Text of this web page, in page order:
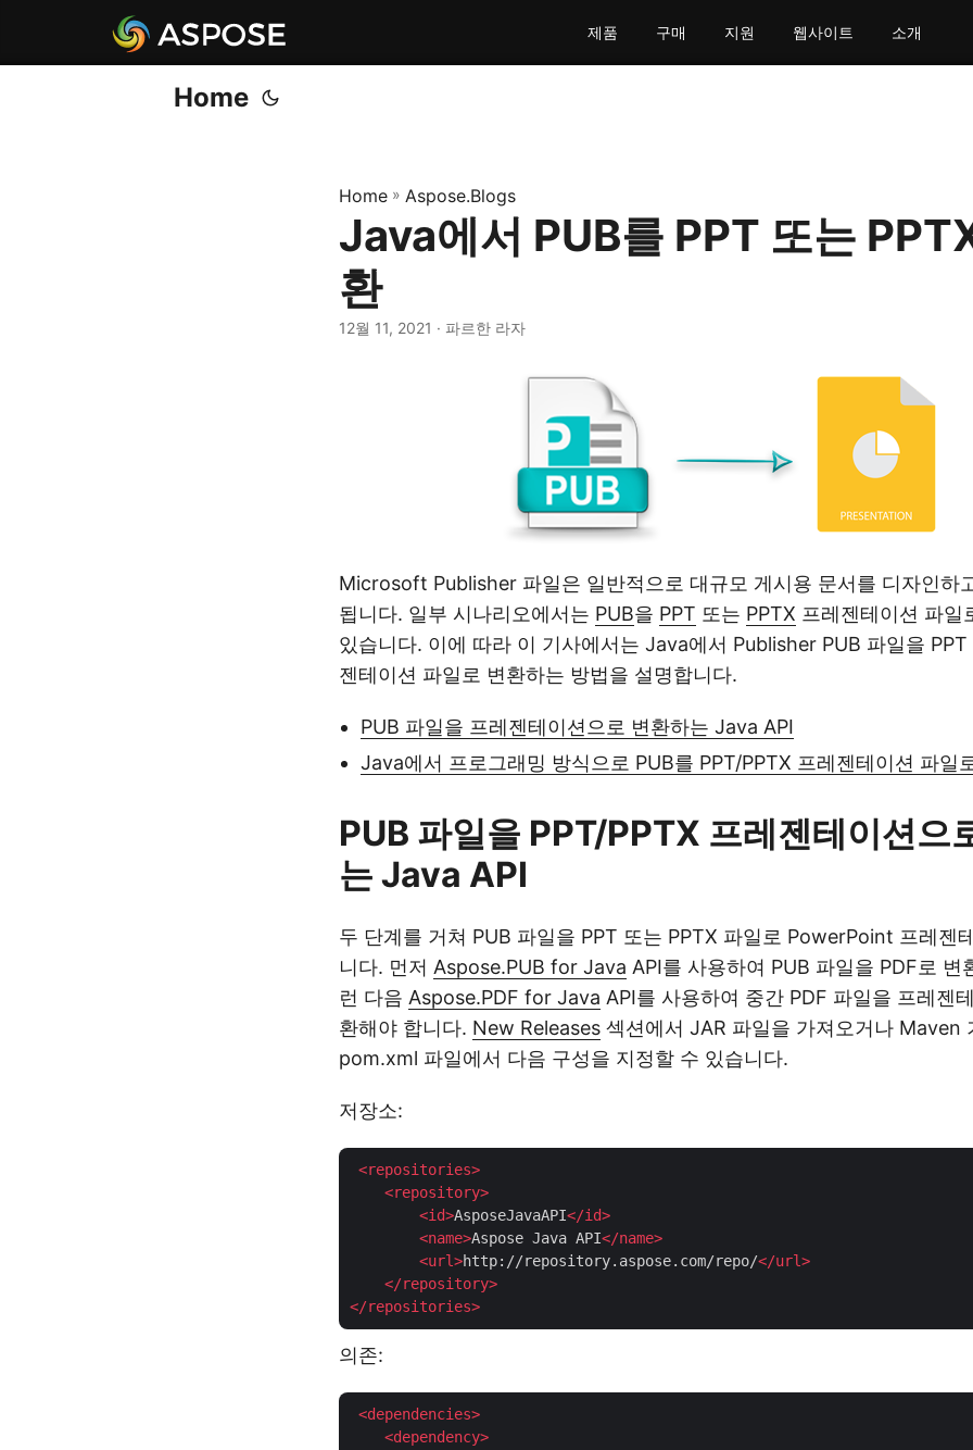
제품 구매 지원 웹사이트 소개
Home
Home » Aspose.Blogs
Java에서 PUB를 PPT 또는
환
12월 11, 2021 · 파르한 라자
Microsoft Publisher 파일은 일반적으로 대규모 게시용 문서를 디자인하
됩니다. 일부 시나리오에서는 PUB을 PPT 또는 PPTX 프레젠테이션 파일
있습니다. 이에 따라 이 기사에서는 Java에서 Publisher PUB 파일을
젠테이션 파일로 변환하는 방법을 설명합니다.
PUB 파일을 프레젠테이션으로 변환하는 Java API
Java에서 프로그래밍 방식으로 PUB를 PPT/PPTX 프레젠테이션 파일
PUB 파일을 PPT/PPTX 프레젠테이션으
는 Java API
두 단계를 거쳐 PUB 파일을 PPT 또는 PPTX 파일로 PowerPoint 프레젠
니다. 먼저 Aspose.PUB for Java API를 사용하여 PUB 파일을 PDF로 변
런 다음 Aspose.PDF for Java API를 사용하여 중간 PDF 파일을 프레젠
환해야 합니다. New Releases 섹션에서 JAR 파일을 가져오거나 Maven
pom.xml 파일에서 다음 구성을 지정할 수 있습니다.
저장소:
<repositories>
<repository>
<id>AsposeJavaAPI</id>
<name>Aspose Java API</name>
<url>http://repository.aspose.com/repo/</url>
</repository>
</repositories>
의존:
<dependencies>
<dependency>